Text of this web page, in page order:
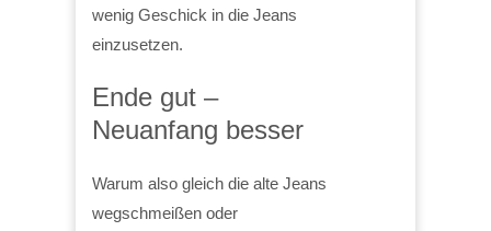
wenig Geschick in die Jeans
einzusetzen.
Ende gut –
Neuanfang besser
Warum also gleich die alte Jeans
wegschmeißen oder